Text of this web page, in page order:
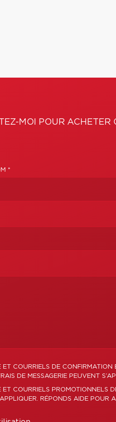
MOI POUR ACHETER
*
ET COURRIELS DE
DE MESSAGERIE PEUVENT
ET COURRIELS
RÉPONDS AIDE POUR